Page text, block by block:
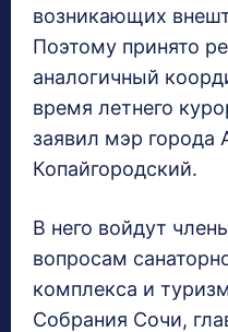
возникающих
Поэтому принято
аналогичный
время летнего
заявил мэр города
Копайгородский.
В него войдут
вопросам
комплекса и
Собрания Сочи,